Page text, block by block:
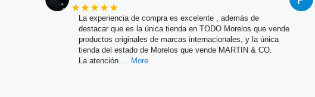
★★★★★
La experiencia de compra es excelente , además de
destacar que es la única tienda en TODO Morelos que vende
productos originales de marcas internacionales, y la única
tienda del estado de Morelos que vende MARTIN & CO.
La atención
… More